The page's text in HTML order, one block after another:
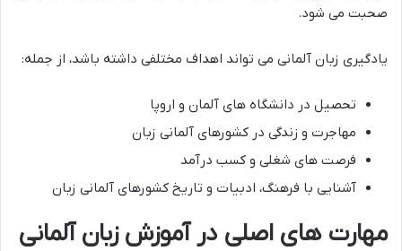
صحبت می شود.
یادگیری زبان آلمانی می تواند اهداف مختلفی داشته باشد، از جمله:
تحصیل در دانشگاه های آلمان و اروپا
مهاجرت و زندگی در کشورهای آلمانی زبان
فرصت های شغلی و کسب درآمد
آشنایی با فرهنگ، ادبیات و تاریخ کشورهای آلمانی زبان
مهارت های اصلی در آموزش زبان آلمانی